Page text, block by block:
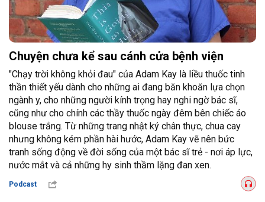
Chuyện chưa kể sau cánh cửa bệnh viện
"Chạy trời không khỏi đau" của Adam Kay là liều thuốc tinh
thần thiết yếu dành cho những ai đang băn khoăn lựa chọn
ngành y, cho những người kính trọng hay nghi ngờ bác sĩ,
cũng như cho chính các thầy thuốc ngày đêm bên chiếc áo
blouse trắng. Từ những trang nhật ký chân thực, chua cay
nhưng không kém phần hài hước, Adam Kay vẽ nên bức
tranh sống động về đời sống của một bác sĩ trẻ - nơi áp lực,
nước mắt và cả những hy sinh thầm lặng đan xen.
Podcast